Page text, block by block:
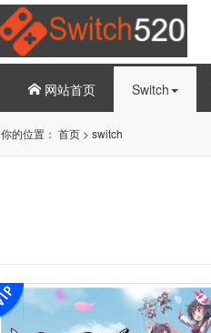
网站首页 Switch
你的位置： 首页 > switch